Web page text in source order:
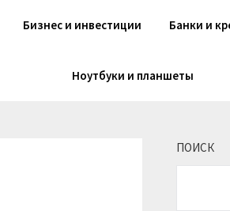
Бизнес и инвестиции Банки и
Ноутбуки и планшеты
ПОИСК